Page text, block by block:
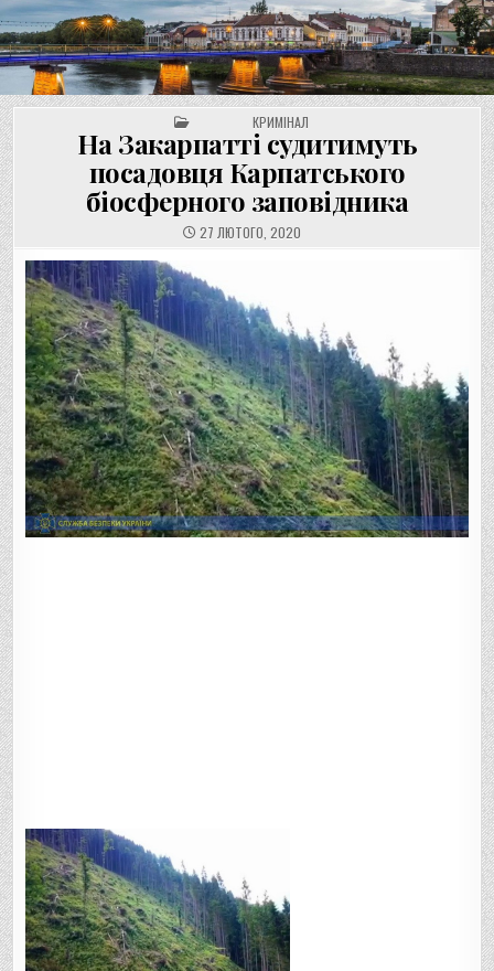
Перейти
до
вмісту
UNGVAR.UZ.UA
POSTED INКРИМІНАЛ
На Закарпатті судитимуть
посадовця Карпатського
біосферного заповідника
27 ЛЮТОГО, 2020